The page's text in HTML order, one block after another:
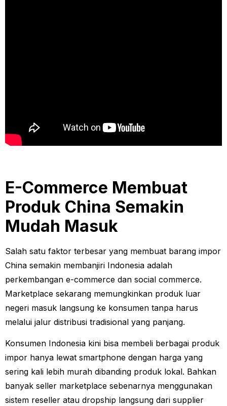
E-Commerce Membuat
Produk China Semakin
Mudah Masuk
Salah satu faktor terbesar yang membuat barang impor
China semakin membanjiri Indonesia adalah
perkembangan e-commerce dan social commerce.
Marketplace sekarang memungkinkan produk luar
negeri masuk langsung ke konsumen tanpa harus
melalui jalur distribusi tradisional yang panjang.
Konsumen Indonesia kini bisa membeli berbagai produk
impor hanya lewat smartphone dengan harga yang
sering kali lebih murah dibanding produk lokal. Bahkan
banyak seller marketplace sebenarnya menggunakan
sistem reseller atau dropship langsung dari supplier